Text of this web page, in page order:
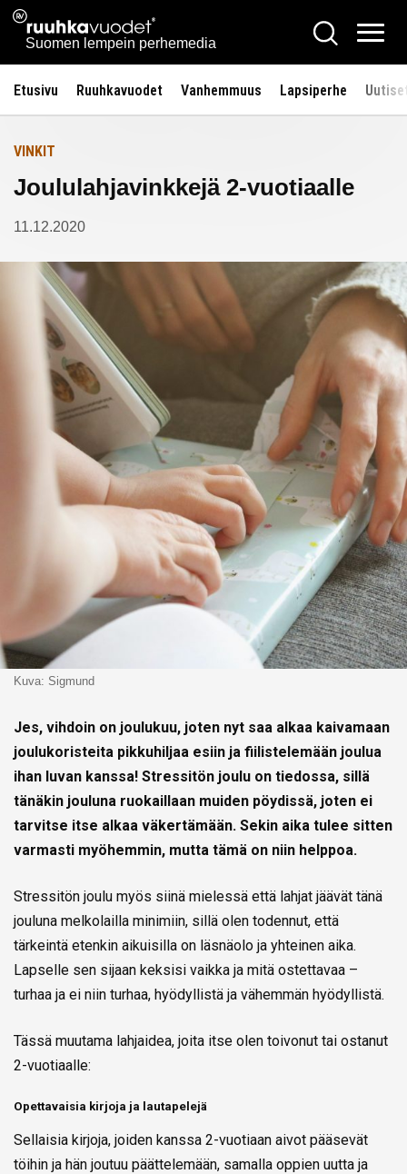
Siirry
sisältöön
Ruuhkavuodet.fi
Suomen lempein perhemedia
Hae
Etusivu Ruuhkavuodet Vanhemmuus Lapsiperhe
Etusivulle
VINKIT
Joululahjavinkkejä 2-vuotiaalle
11.12.2020
Kuva: Sigmund
Jes, vihdoin on joulukuu, joten nyt saa alkaa kaivamaan
joulukoristeita pikkuhiljaa esiin ja fiilistelemään joulua
ihan luvan kanssa! Stressitön joulu on tiedossa, sillä
tänäkin jouluna ruokaillaan muiden pöydissä, joten ei
tarvitse itse alkaa väkertämään. Sekin aika tulee sitten
varmasti myöhemmin, mutta tämä on niin helppoa.
Stressitön joulu myös siinä mielessä että lahjat jäävät tänä
jouluna melkolailla minimiin, sillä olen todennut, että
tärkeintä etenkin aikuisilla on läsnäolo ja yhteinen aika.
Lapselle sen sijaan keksisi vaikka ja mitä ostettavaa –
turhaa ja ei niin turhaa, hyödyllistä ja vähemmän hyödyllistä.
Tässä muutama lahjaidea, joita itse olen toivonut tai ostanut
2-vuotiaalle:
Opettavaisia kirjoja ja lautapelejä
Sellaisia kirjoja, joiden kanssa 2-vuotiaan aivot pääsevät
töihin ja hän joutuu päättelemään, samalla oppien uutta ja